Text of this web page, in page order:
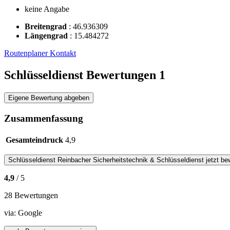
keine Angabe
Breitengrad : 46.936309
Längengrad : 15.484272
RoutenplanerKontakt
Schlüsseldienst Bewertungen 1
Eigene Bewertung abgeben
Zusammenfassung
Gesamteindruck 4,9
Schlüsseldienst Reinbacher Sicherheitstechnik & Schlüsseldienst jetzt
4,9 / 5
28 Bewertungen
via: Google